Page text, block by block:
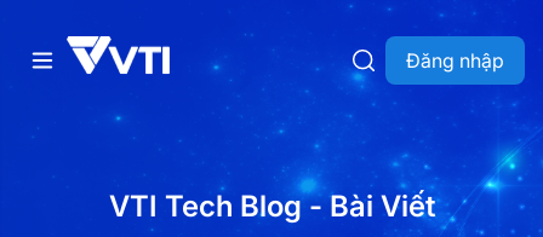
Đăng nhập
VTI Tech Blog - Bài Viết